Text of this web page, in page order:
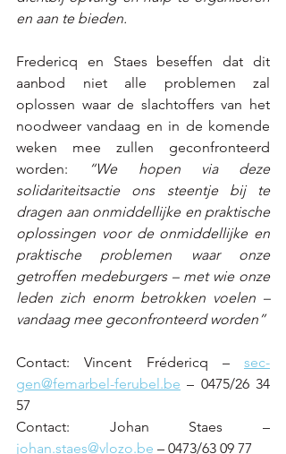
en aan te bieden.
Fredericq en Staes beseffen dat dit
aanbod niet alle problemen zal
oplossen waar de slachtoffers van het
noodweer vandaag en in de komende
weken mee zullen geconfronteerd
worden:
“We hopen via deze
solidariteitsactie ons steentje bij te
dragen aan onmiddellijke en praktische
oplossingen voor de onmiddellijke en
praktische problemen waar onze
getroffen medeburgers – met wie onze
leden zich enorm betrokken voelen –
vandaag mee geconfronteerd worden”
Contact: Vincent Frédericq – sec-
gen@femarbel-ferubel.be – 0475/26 34
57
johan.staes@vlozo.be – 0473/63 09 77